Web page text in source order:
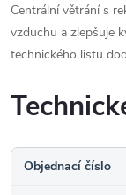
Centrální větrání s
vzduchu a zlepšuje
technického listu
Objednací číslo